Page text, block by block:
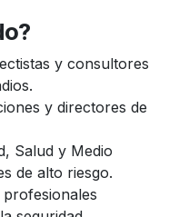
y consultores
y directores de
Salud y Medio
de alto riesgo.